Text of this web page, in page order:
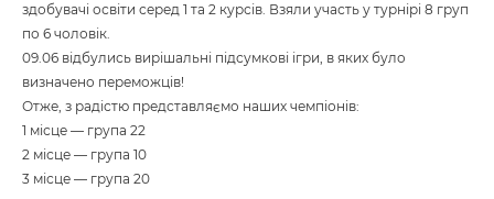
здобувачі освіти серед 1 та 2 курсів. Взяли участь у турнірі 8 груп
по 6 чоловік.
09.06 відбулись вирішальні підсумкові ігри, в яких було
визначено переможців!
Отже, з радістю представляємо наших чемпіонів:
1 місце — група 22
2 місце — група 10
3 місце — група 20